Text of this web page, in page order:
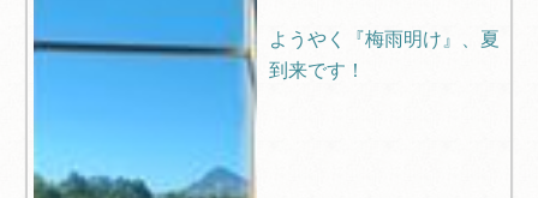
ようやく『梅雨明け』、夏
到来です！